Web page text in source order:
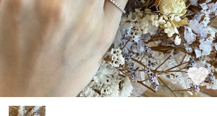
カラー
石の色